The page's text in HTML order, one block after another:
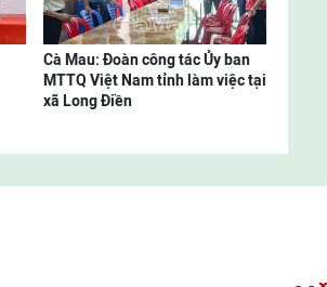
Cà Mau: Đoàn công tác Ủy ban
MTTQ Việt Nam tỉnh làm việc tại
xã Long Điền